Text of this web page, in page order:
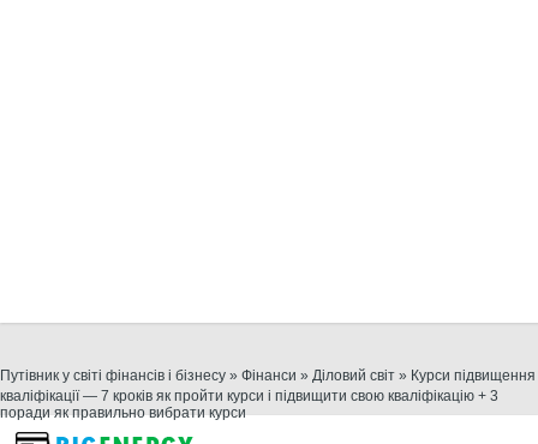
Путівник у світі фінансів і бізнесу » Фінанси » Діловий світ » Курси підвищення
кваліфікації — 7 кроків як пройти курси і підвищити свою кваліфікацію + 3
поради як правильно вибрати курси